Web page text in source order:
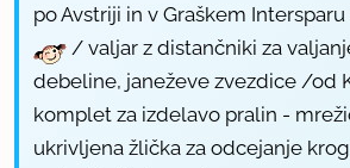
po Avstriji in v Graškem
/ valjar z distančniki za
debeline, janeževe zvezdice /od
komplet za izdelavo pralin -
ukrivljena žlička za odcejanje